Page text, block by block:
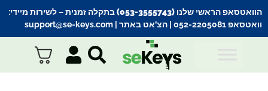
הוואטסאפ הראשי שלנו (053-3555743) בתקלה זמנית
– לשירות מיידי:
וואטסאפ 052-2205081
| הצ’אט באתר | support@se-keys.com